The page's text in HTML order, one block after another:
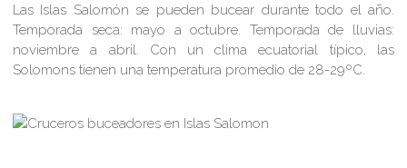
Las Islas Salomón se pueden bucear durante todo el año.
Temporada seca: mayo a octubre. Temporada de lluvias:
noviembre a abril. Con un clima ecuatorial típico, las
Solomons tienen una temperatura promedio de 28-29ºC.